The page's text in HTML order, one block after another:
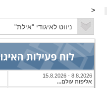
<
8.8.2026 - 15.8.2026
אליפות עולם...